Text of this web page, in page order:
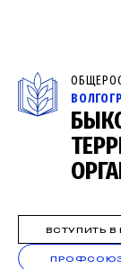
ВСТУПИТЬ
ПРОФСОЮЗ